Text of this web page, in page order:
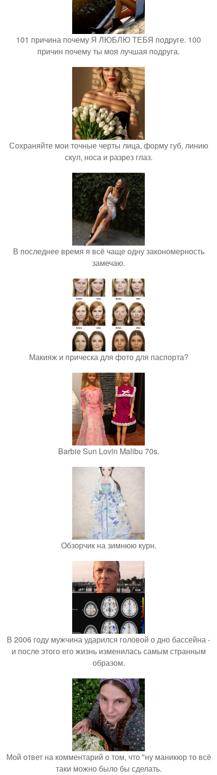
101 причина почему Я ЛЮБЛЮ ТЕБЯ подруге. 100
причин почему ты моя лучшая подруга.
Сохраняйте мои точные черты лица, форму губ, линию
скул, носа и разрез глаз.
В последнее время я всё чаще одну закономерность
замечаю.
Макияж и прическа для фото для паспорта?
Barbie Sun Lovin Malibu 70s.
Обзорчик на зимнюю курн.
В 2006 году мужчина ударился головой о дно бассейна -
и после этого его жизнь изменилась самым странным
образом.
Мой ответ на комментарий о том, что "ну маникюр то всё
таки можно было бы сделать.